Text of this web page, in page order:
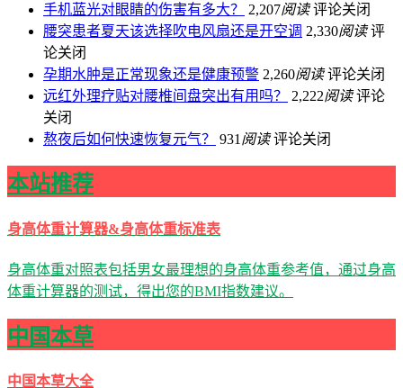
手机蓝光对眼睛的伤害有多大？
2,207阅读 评论关闭
腰突患者夏天该选择吹电风扇还是开空调 2,330阅读 评
论关闭
孕期水肿是正常现象还是健康预警 2,260阅读 评论关闭
远红外理疗贴对腰椎间盘突出有用吗？
2,222阅读 评论
关闭
熬夜后如何快速恢复元气？
931 阅读 评论关闭
本站推荐
身高体重计算器&身高体重标准表
身高体重对照表包括男女最理想的身高体重参考值，通过身高
体重计算器的测试，得出您的BMI指数建议。
中国本草
中国本草大全